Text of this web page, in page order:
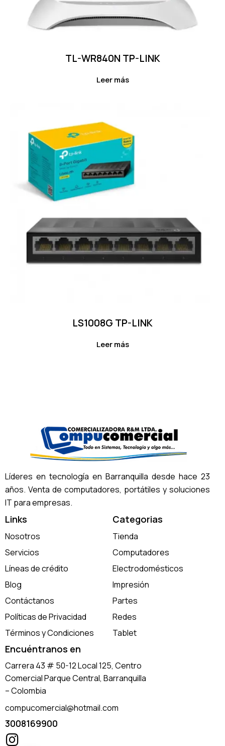
TL-WR840N TP-LINK
Leer más
LS1008G TP-LINK
Leer más
Líderes en tecnología en Barranquilla desde hace 23
años. Venta de computadores, portátiles y soluciones
IT para empresas.
Links
Nosotros
Servicios
Líneas de crédito
Blog
Contáctanos
Políticas de Privacidad
Términos y Condiciones
Categorias
Tienda
Computadores
Electrodomésticos
Impresión
Partes
Redes
Tablet
Encuéntranos en
Carrera 43 # 50-12 Local 125, Centro
Comercial Parque Central, Barranquilla
– Colombia
compucomercial@hotmail.com
3008169900